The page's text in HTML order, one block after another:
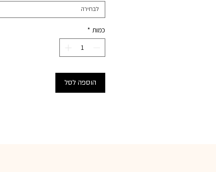
לבחירה
כמות *
הוספה לסל